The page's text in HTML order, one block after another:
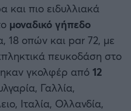
πιο ειδυλλιακά
μοναδικό γήπεδο
18 οπών και par 72, με
πευκοδάση στο
γκολφέρ από 12
Γαλλία,
Ιταλία, Ολλανδία,